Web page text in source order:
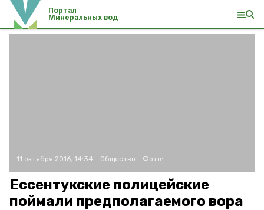
Портал
Минеральных вод
11 октября 2016, 14:34 Общество Фото:
Ессентукские полицейские
поймали предполагаемого вора